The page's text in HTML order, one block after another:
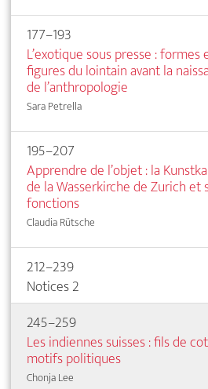
177–193
L’exotique sous presse : formes
figures du lointain avant la
de l’anthropologie
Sara Petrella
195–207
Apprendre de l’objet : la
de la Wasserkirche de Zurich et
fonctions
Claudia Rütsche
212–239
Notices 2
245–259
Les indiennes suisses : fils de
motifs politiques
Chonja Lee